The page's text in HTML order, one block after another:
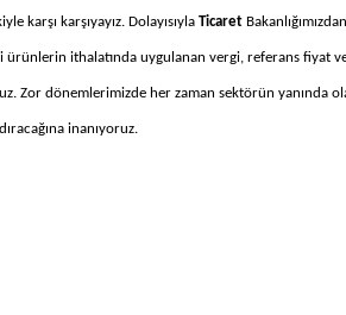
karşı karşıyayız. Dolayısıyla Ticaret
ürünlerin ithalatında uygulanan vergi, referans fiyat
Zor dönemlerimizde her zaman sektörün yanında
inanıyoruz.